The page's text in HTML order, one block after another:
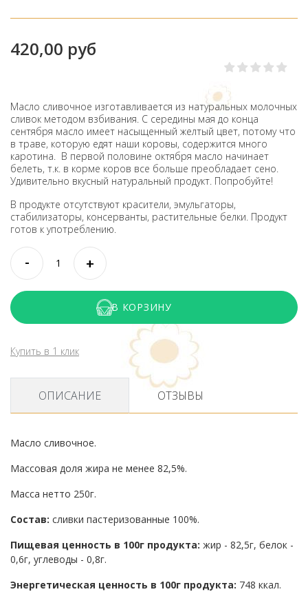
420,00 руб
Масло сливочное изготавливается из натуральных молочных
сливок методом взбивания. С середины мая до конца
сентября масло имеет насыщенный желтый цвет, потому что
в траве, которую едят наши коровы, содержится много
каротина. В первой половине октября масло начинает
белеть, т.к. в корме коров все больше преобладает сено.
Удивительно вкусный натуральный продукт. Попробуйте!
В продукте отсутствуют красители, эмульгаторы,
стабилизаторы, консерванты, растительные белки. Продукт
готов к употреблению.
В КОРЗИНУ
Купить в 1 клик
ОПИСАНИЕ ОТЗЫВЫ
Масло сливочное.
Массовая доля жира не менее 82,5%.
Масса нетто 250г.
Состав: сливки пастеризованные 100%.
Пищевая ценность в 100г продукта: жир - 82,5г, белок -
0,6г, углеводы - 0,8г.
Энергетическая ценность в 100г продукта: 748 ккал.